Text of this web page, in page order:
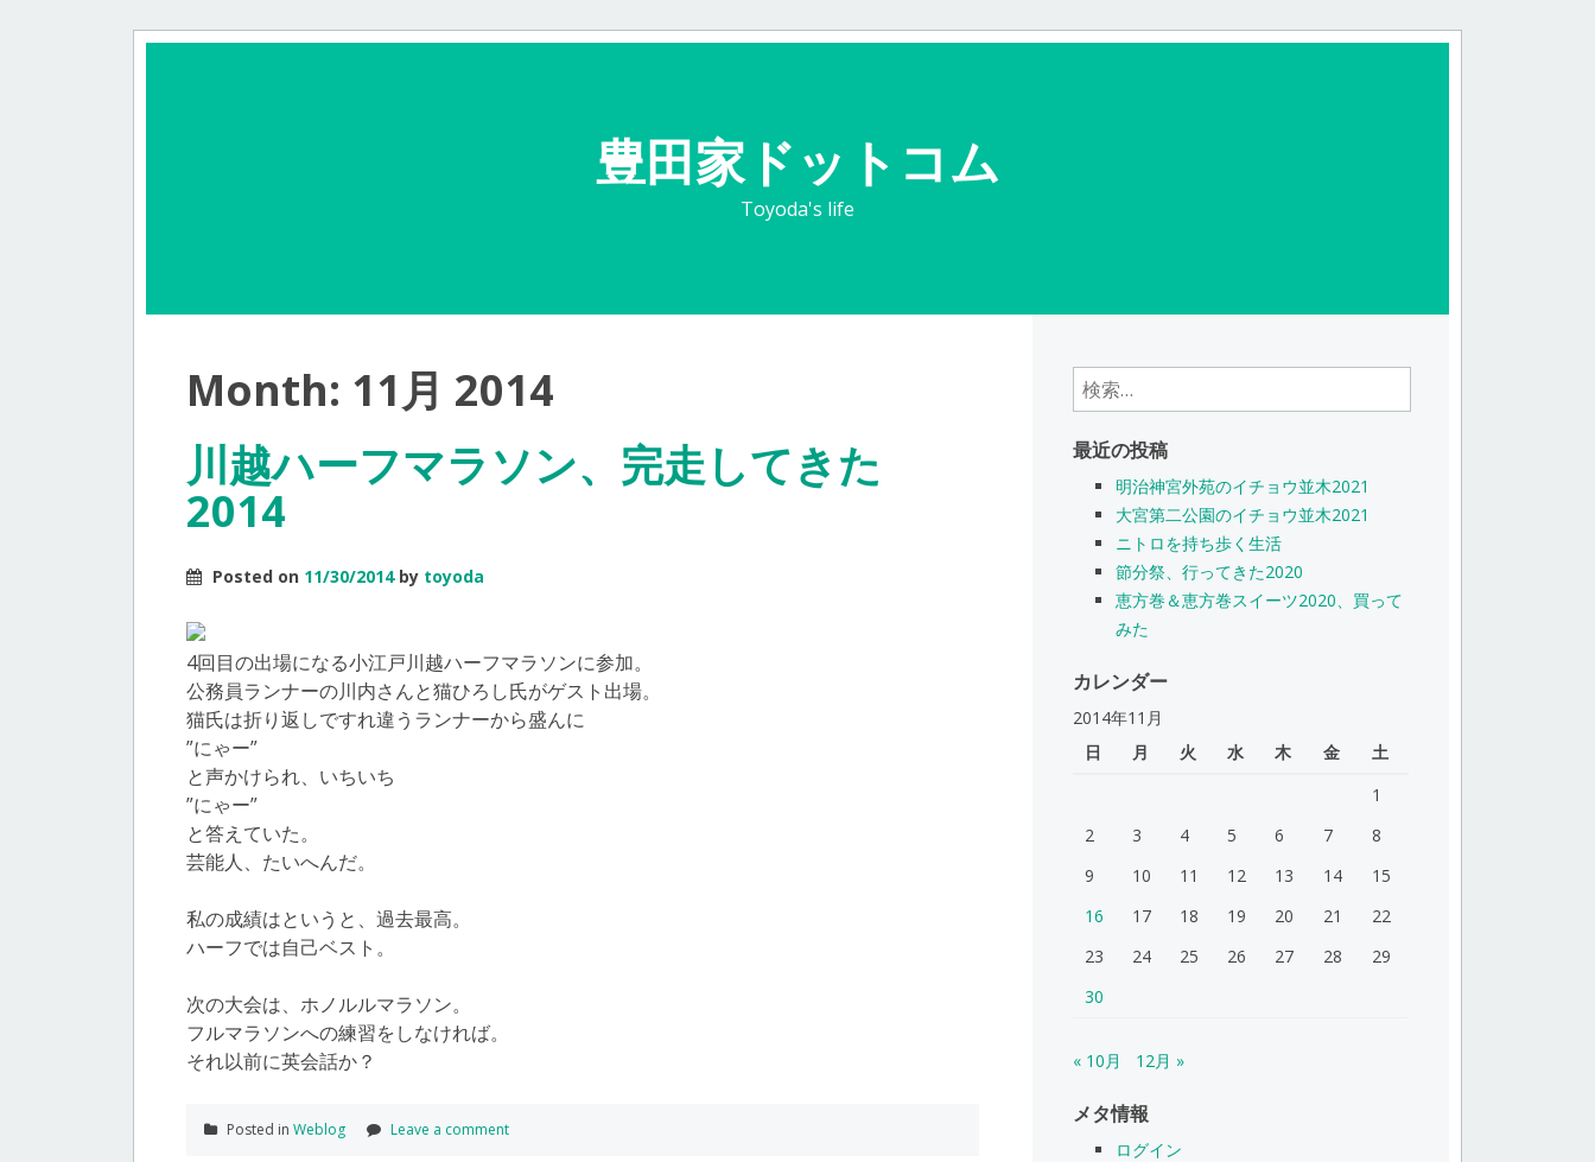
豊田家ドットコム
Toyoda's life
Month: 11月 2014
川越ハーフマラソン、完走してきた
2014
Posted on 11/30/2014by toyoda
4回目の出場になる小江戸川越ハーフマラソンに参加。
公務員ランナーの川内さんと猫ひろし氏がゲスト出場。
猫氏は折り返しですれ違うランナーから盛んに
”にゃー”
と声かけられ、いちいち
”にゃー”
と答えていた。
芸能人、たいへんだ。
私の成績はというと、過去最高。
ハーフでは自己ベスト。
次の大会は、ホノルルマラソン。
フルマラソンへの練習をしなければ。
それ以前に英会話か？
Posted in Weblog Leave a comment
検
索:
最近の投稿
明治神宮外苑のイチョウ並木2021
大宮第二公園のイチョウ並木2021
ニトロを持ち歩く生活
節分祭、行ってきた2020
恵方巻＆恵方巻スイーツ2020、買って
みた
カレンダー
2014年11月
日
月 火 水 木 金
土
1
2
3 4 5 6 7
8
9
10 11 12 13 14
15
16
17 18 19 20 21
22
23
24 25 26 27 28
29
30
« 10月 12月 »
メタ情報
ログイン